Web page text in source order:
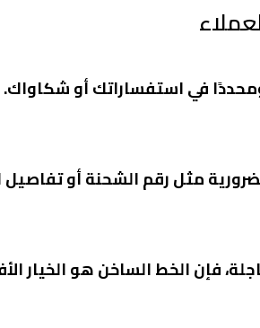
ومحددًا في استفساراتك أو
مثل رقم الشحنة أو
فإن الخط الساخن هو الخيار